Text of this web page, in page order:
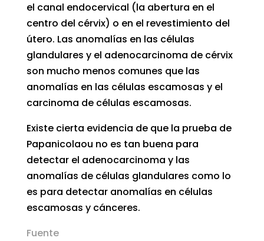
el canal endocervical (la abertura en el
centro del cérvix) o en el revestimiento del
útero. Las anomalías en las células
glandulares y el adenocarcinoma de cérvix
son mucho menos comunes que las
anomalías en las células escamosas y el
carcinoma de células escamosas.
Existe cierta evidencia de que la prueba de
Papanicolaou no es tan buena para
detectar el adenocarcinoma y las
anomalías de células glandulares como lo
es para detectar anomalías en células
escamosas y cánceres.
Fuente